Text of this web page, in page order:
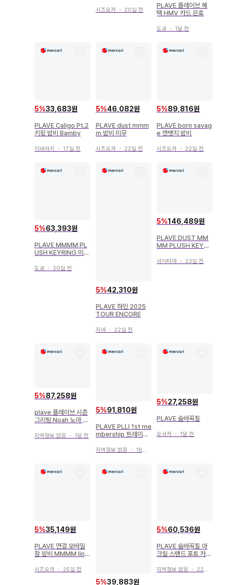
시즈오카・ 20일 전
PLAVE 플레이브 혜
택 HMV 카드 은호
도쿄 ・ 1달 전
5%33,683원
PLAVE Caligo Pt.2
키링 밤비 Bamby
이바라키 ・ 17일 전
5%46,082원
PLAVE dust mmm
m 밤비 미무
시즈오카・ 22일 전
5%89,816원
PLAVE born savag
e 캔뱃지 밤비
시즈오카 ・ 22일 전
5%63,393원
PLAVE MMMM PL
USH KEYRING 미무
도쿄 ・ 20일 전
5%42,310원
PLAVE 하민 2025
TOUR ENCORE
지바・ 22일 전
5%146,489원
PLAVE DUST MM
MM PLUSH KEYRI
사이타마 ・ 23일 전
5%87,258원
plave 플레이브 시즌
그리팅 Noah 노아 트
지역정보 없음 ・ 1달 전
5%91,810원
PLAVE PLLI 1st me
mbership 트레이딩
지역정보 없음 ・ 18일 전
5%27,258원
PLAVE 숨바꼭질
오사카 ・ 1달 전
5%35,149원
PLAVE 연결 모바일
참 밤비 MMMM line
시즈오카 ・ 25일 전
5%39,883원
5%60,536원
PLAVE 숨바꼭질 아
크릴 스탠드 포토 카드
지역정보 없음 ・ 22일 전